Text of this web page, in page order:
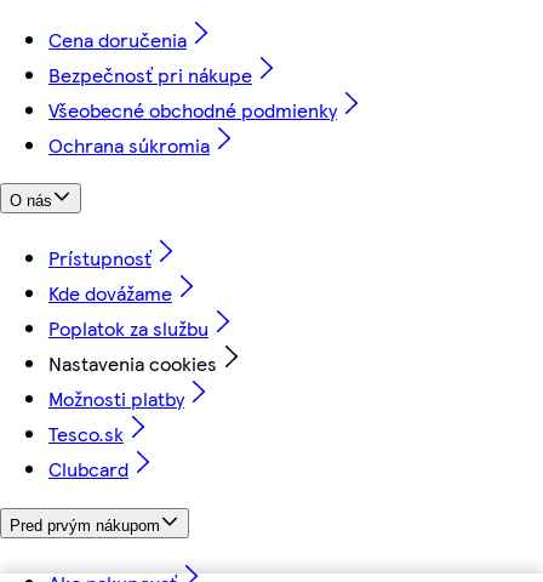
Cena doručenia
Bezpečnosť pri nákupe
Všeobecné obchodné podmienky
Ochrana súkromia
O nás
Prístupnosť
Kde dovážame
Poplatok za službu
Nastavenia cookies
Možnosti platby
Tesco.sk
Clubcard
Pred prvým nákupom